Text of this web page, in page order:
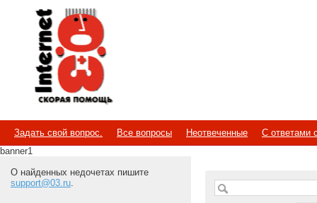
Internet
Скорая помощь
Задать свой вопрос. Все вопросы Неотвеченные
С ответами
banner1
О найденных недочетах пишите
support@03.ru.